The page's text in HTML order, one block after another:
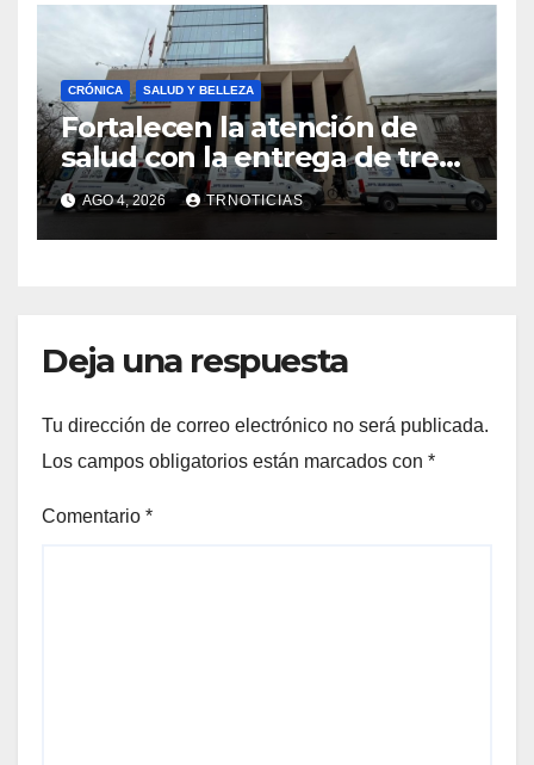
CRÓNICA SALUD Y BELLEZA
Fortalecen la atención de
salud con la entrega de tres
nuevas ambulancias para
Cauquenes y Sagrada Familia
AGO 4, 2026 TRNOTICIAS
Deja una respuesta
Tu dirección de correo electrónico no será publicada.
Los campos obligatorios están marcados con *
Comentario *